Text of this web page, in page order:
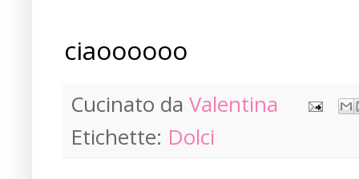
ciaoooooo
Cucinato da Valentina
Etichette: Dolci